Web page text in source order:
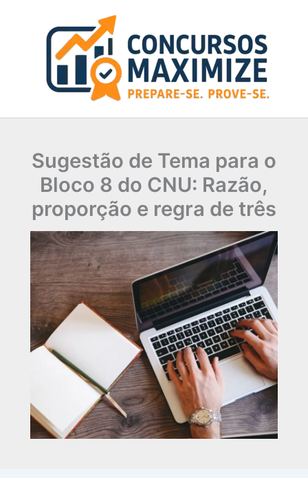
Sugestão de Tema para o
Bloco 8 do CNU: Razão,
proporção e regra de três